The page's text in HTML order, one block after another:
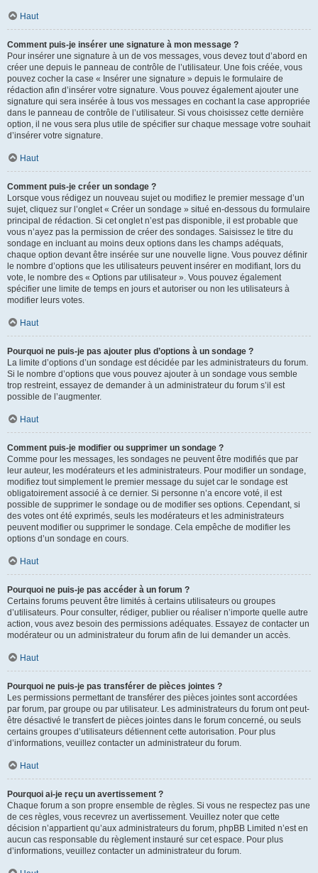
Haut
Comment puis-je insérer une signature à mon message ?
Pour insérer une signature à un de vos messages, vous devez tout d’abord en
créer une depuis le panneau de contrôle de l’utilisateur. Une fois créée, vous
pouvez cocher la case « Insérer une signature » depuis le formulaire de
rédaction afin d’insérer votre signature. Vous pouvez également ajouter une
signature qui sera insérée à tous vos messages en cochant la case appropriée
dans le panneau de contrôle de l’utilisateur. Si vous choisissez cette dernière
option, il ne vous sera plus utile de spécifier sur chaque message votre souhait
d’insérer votre signature.
Haut
Comment puis-je créer un sondage ?
Lorsque vous rédigez un nouveau sujet ou modifiez le premier message d’un
sujet, cliquez sur l’onglet « Créer un sondage » situé en-dessous du formulaire
principal de rédaction. Si cet onglet n’est pas disponible, il est probable que
vous n’ayez pas la permission de créer des sondages. Saisissez le titre du
sondage en incluant au moins deux options dans les champs adéquats,
chaque option devant être insérée sur une nouvelle ligne. Vous pouvez définir
le nombre d’options que les utilisateurs peuvent insérer en modifiant, lors du
vote, le nombre des « Options par utilisateur ». Vous pouvez également
spécifier une limite de temps en jours et autoriser ou non les utilisateurs à
modifier leurs votes.
Haut
Pourquoi ne puis-je pas ajouter plus d’options à un sondage ?
La limite d’options d’un sondage est décidée par les administrateurs du forum.
Si le nombre d’options que vous pouvez ajouter à un sondage vous semble
trop restreint, essayez de demander à un administrateur du forum s’il est
possible de l’augmenter.
Haut
Comment puis-je modifier ou supprimer un sondage ?
Comme pour les messages, les sondages ne peuvent être modifiés que par
leur auteur, les modérateurs et les administrateurs. Pour modifier un sondage,
modifiez tout simplement le premier message du sujet car le sondage est
obligatoirement associé à ce dernier. Si personne n’a encore voté, il est
possible de supprimer le sondage ou de modifier ses options. Cependant, si
des votes ont été exprimés, seuls les modérateurs et les administrateurs
peuvent modifier ou supprimer le sondage. Cela empêche de modifier les
options d’un sondage en cours.
Haut
Pourquoi ne puis-je pas accéder à un forum ?
Certains forums peuvent être limités à certains utilisateurs ou groupes
d’utilisateurs. Pour consulter, rédiger, publier ou réaliser n’importe quelle autre
action, vous avez besoin des permissions adéquates. Essayez de contacter un
modérateur ou un administrateur du forum afin de lui demander un accès.
Haut
Pourquoi ne puis-je pas transférer de pièces jointes ?
Les permissions permettant de transférer des pièces jointes sont accordées
par forum, par groupe ou par utilisateur. Les administrateurs du forum ont peut-
être désactivé le transfert de pièces jointes dans le forum concerné, ou seuls
certains groupes d’utilisateurs détiennent cette autorisation. Pour plus
d’informations, veuillez contacter un administrateur du forum.
Haut
Pourquoi ai-je reçu un avertissement ?
Chaque forum a son propre ensemble de règles. Si vous ne respectez pas une
de ces règles, vous recevrez un avertissement. Veuillez noter que cette
décision n’appartient qu’aux administrateurs du forum, phpBB Limited n’est en
aucun cas responsable du règlement instauré sur cet espace. Pour plus
d’informations, veuillez contacter un administrateur du forum.